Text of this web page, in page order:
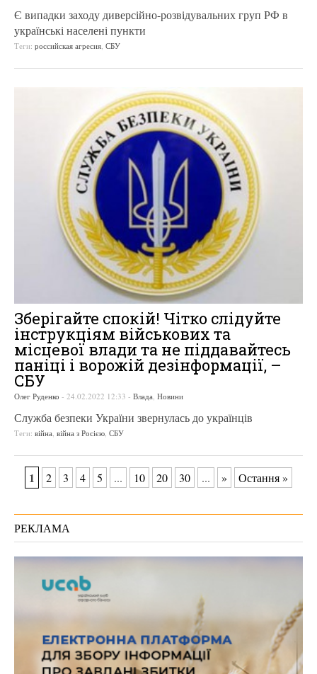
Є випадки заходу диверсійно-розвідувальних груп РФ в
українські населені пункти
Теги: российская агресия, СБУ
Зберігайте спокій! Чітко слідуйте
інструкціям військових та
місцевої влади та не піддавайтесь
паніці і ворожій дезінформації, –
СБУ
Олег Руденко - 24.02.2022 12:33 - Влада, Новини
Служба безпеки України звернулась до українців
Теги: війна, війна з Росією, СБУ
1 2 3 4 5 ... 10 20 30 ... » Остання »
РЕКЛАМА